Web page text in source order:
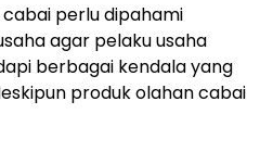
cabai perlu dipahami
agar pelaku usaha
berbagai kendala yang
produk olahan cabai